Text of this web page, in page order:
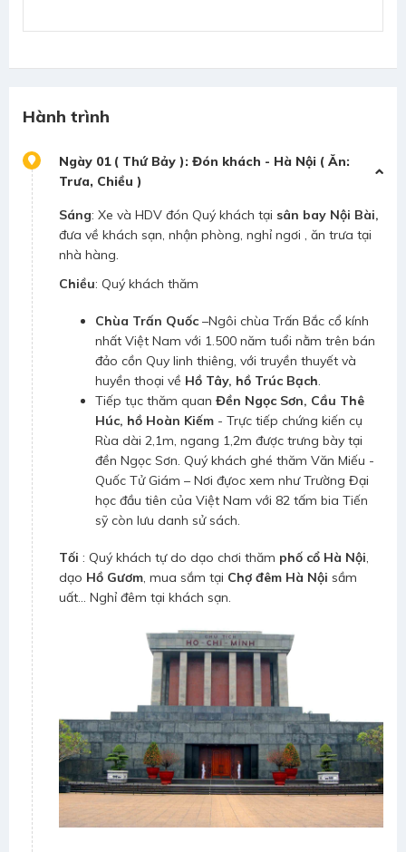
Hành trình
Ngày 01 ( Thứ Bảy ): Đón khách - Hà Nội ( Ăn:
Trưa, Chiều )
Sáng: Xe và HDV đón Quý khách tại sân bay Nội Bài,
đưa về khách sạn, nhận phòng, nghỉ ngơi , ăn trưa tại
nhà hàng.
Chiều: Quý khách thăm
Chùa Trấn Quốc –Ngôi chùa Trấn Bắc cổ kính
nhất Việt Nam với 1.500 năm tuổi nằm trên bán
đảo cồn Quy linh thiêng, với truyền thuyết và
huyền thoại về Hồ Tây, hồ Trúc Bạch.
Tiếp tục thăm quan Đền Ngọc Sơn, Cầu Thê
Húc, hồ Hoàn Kiếm - Trực tiếp chứng kiến cụ
Rùa dài 2,1m, ngang 1,2m được trưng bày tại
đền Ngọc Sơn. Quý khách ghé thăm Văn Miếu -
Quốc Tử Giám – Nơi đựoc xem như Trường Đại
học đầu tiên của Việt Nam với 82 tấm bia Tiến
sỹ còn lưu danh sử sách.
Tối : Quý khách tự do dạo chơi thăm phố cổ Hà Nội,
dạo Hồ Gươm, mua sắm tại Chợ đêm Hà Nội sầm
uất... Nghỉ đêm tại khách sạn.